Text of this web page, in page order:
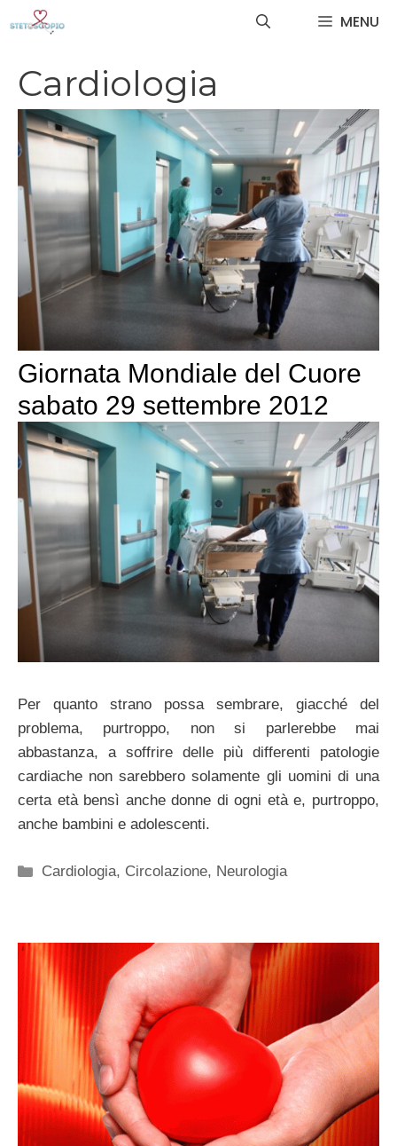
MENU
Cardiologia
Giornata Mondiale del Cuore
sabato 29 settembre 2012
Per quanto strano possa sembrare, giacché del
problema, purtroppo, non si parlerebbe mai
abbastanza, a soffrire delle più differenti patologie
cardiache non sarebbero solamente gli uomini di una
certa età bensì anche donne di ogni età e, purtroppo,
anche bambini e adolescenti.
Categorie
Cardiologia, Circolazione, Neurologia